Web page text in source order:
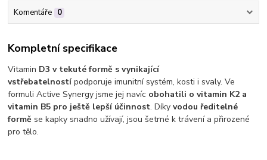
Komentáře 0
Kompletní specifikace
Vitamin D3 v tekuté formě s vynikající
vstřebatelnostípodporuje imunitní systém, kosti i svaly. Ve
formuli Active Synergy jsme jej navíc obohatili o vitamin K2 a
vitamin B5 pro ještě lepší účinnost. Díkyvodou ředitelné
formě se kapky snadno užívají, jsou šetrné k trávení a přirozené
pro tělo.